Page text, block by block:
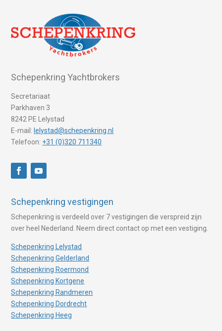
Schepenkring Yachtbrokers
Secretariaat
Parkhaven 3
8242 PE Lelystad
E-mail: lelystad@schepenkring.nl
Telefoon: +31 (0)320 711340
Schepenkring vestigingen
Schepenkring is verdeeld over 7 vestigingen die verspreid zijn
over heel Nederland. Neem direct contact op met een vestiging.
Schepenkring Lelystad
Schepenkring Gelderland
Schepenkring Roermond
Schepenkring Kortgene
Schepenkring Randmeren
Schepenkring Dordrecht
Schepenkring Heeg